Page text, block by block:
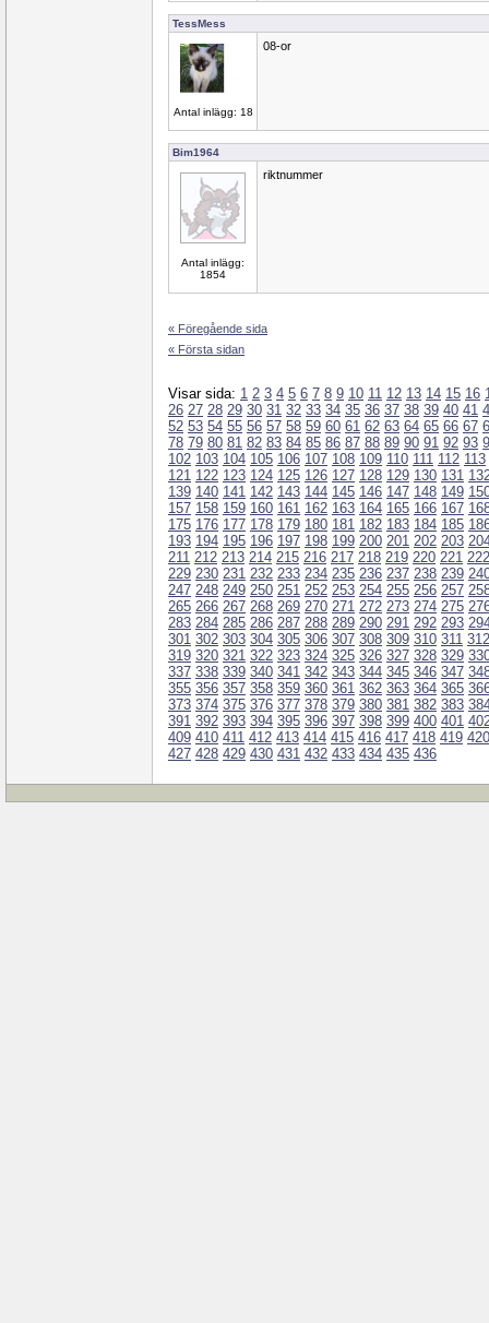
TessMess
Antal inlägg: 18
08-or
Bim1964
Antal inlägg:
1854
riktnummer
« Föregående sida
« Första sidan
Visar sida: 1 2 3 4 5 6 7 8 9 10 11 12 13 14 15 16
26 27 28 29 30 31 32 33 34 35 36 37 38 39 40 41
52 53 54 55 56 57 58 59 60 61 62 63 64 65 66 67
78 79 80 81 82 83 84 85 86 87 88 89 90 91 92 93
102 103 104 105 106 107 108 109 110 111 112 113
121 122 123 124 125 126 127 128 129 130 131
139 140 141 142 143 144 145 146 147 148 149
157 158 159 160 161 162 163 164 165 166 167
175 176 177 178 179 180 181 182 183 184 185
193 194 195 196 197 198 199 200 201 202 203
211 212 213 214 215 216 217 218 219 220 221 222
229 230 231 232 233 234 235 236 237 238 239
247 248 249 250 251 252 253 254 255 256 257
265 266 267 268 269 270 271 272 273 274 275
283 284 285 286 287 288 289 290 291 292 293
301 302 303 304 305 306 307 308 309 310 311 312
319 320 321 322 323 324 325 326 327 328 329
337 338 339 340 341 342 343 344 345 346 347
355 356 357 358 359 360 361 362 363 364 365
373 374 375 376 377 378 379 380 381 382 383
391 392 393 394 395 396 397 398 399 400 401
409 410 411 412 413 414 415 416 417 418 419 420
427 428 429 430 431 432 433 434 435 436